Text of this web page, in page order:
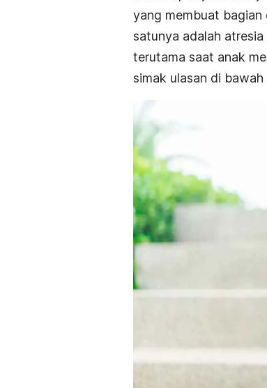
yang membuat bagian
satunya adalah
terutama saat anak
simak ulasan di bawah